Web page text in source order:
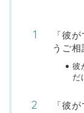
「彼
うご相
彼
だ
「彼